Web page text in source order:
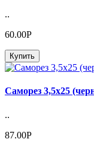
..
60.00Р
Купить
Саморез 3,5х25
..
87.00Р